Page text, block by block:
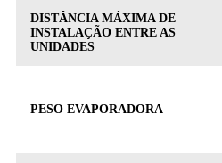
DISTÂNCIA MÁXIMA DE
INSTALAÇÃO ENTRE AS
UNIDADES
PESO EVAPORADORA